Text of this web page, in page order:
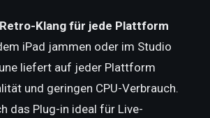
Klang für jede Plattform
iPad jammen oder im Studio
liefert auf jeder Plattform
und geringen CPU-Verbrauch.
das Plug-in ideal für Live-